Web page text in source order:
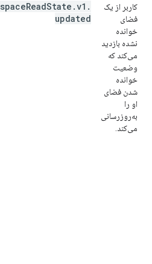
کاربر از یک
فضای
خوانده
نشده بازدید
می‌کند که
وضعیت
خوانده
شدن فضای
او را
به‌روزرسانی
می‌کند.
spaceReadState .v1 .
updated